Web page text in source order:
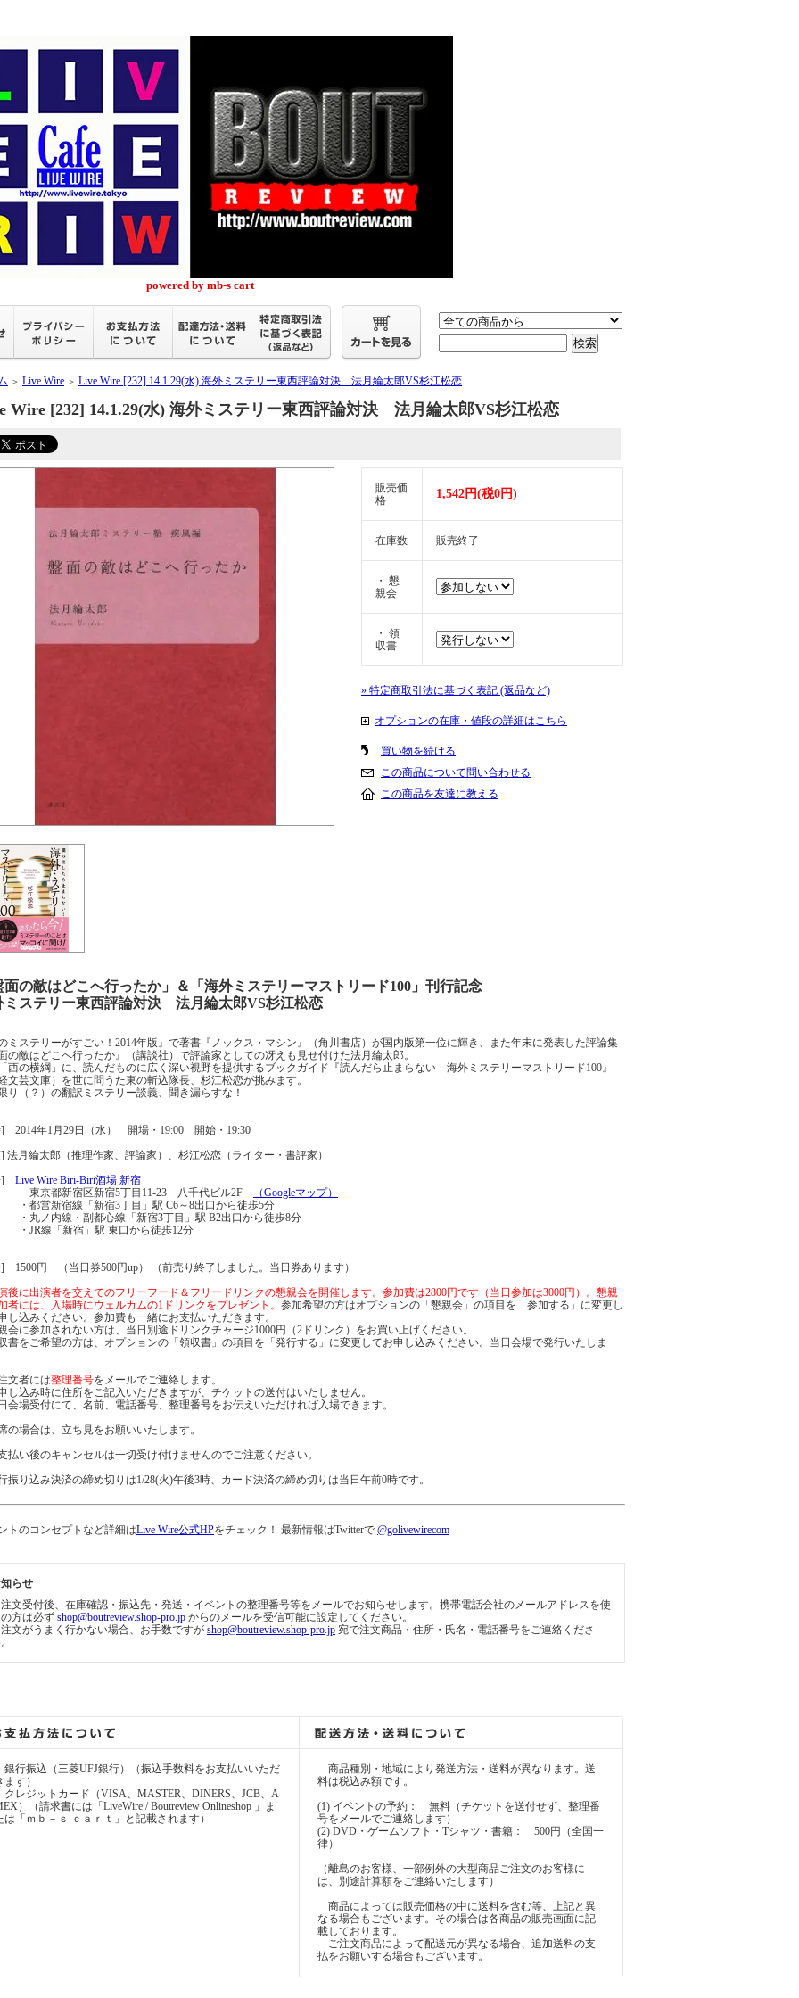
powered by mb-s cart
＞ Live Wire ＞ Live Wire [232] 14.1.29(水) 海外ミステリー東西評論対決 法月綸太郎VS杉江松恋
Wire [232] 14.1.29(水) 海外ミステリー東西評論対決 法月綸太郎VS杉江松恋
販売価
格
1,542円(税0円)
在庫数 販売終了
・ 懇
親会
・ 領
収書
» 特定商取引法に基づく表記 (返品など)
オプションの在庫・値段の詳細はこちら
買い物を続ける
この商品について問い合わせる
この商品を友達に教える
面の敵はどこへ行ったか」＆「海外ミステリーマストリード100」刊行記念
ミステリー東西評論対決 法月綸太郎VS杉江松恋
ミステリーがすごい！2014年版』で著書『ノックス・マシン』（角川書店）が国内版第一位に輝き、また年末に発表した評論集
の敵はどこへ行ったか』（講談社）で評論家としての冴えも見せ付けた法月綸太郎。
西の横綱」に、読んだものに広く深い視野を提供するブックガイド『読んだら止まらない 海外ミステリーマストリード100』
文芸文庫）を世に問うた東の斬込隊長、杉江松恋が挑みます。
り（？）の翻訳ミステリー談義、聞き漏らすな！
2014年1月29日（水） 開場・19:00 開始・19:30
法月綸太郎（推理作家、評論家）、杉江松恋（ライター・書評家）
] Live Wire Biri-Biri酒場 新宿
都新宿区新宿5丁目11-23 八千代ビル2F
（Googleマップ）
新宿線「新宿3丁目」駅 C6～8出口から徒歩5分
内線・副都心線「新宿3丁目」駅 B2出口から徒歩8分
線「新宿」駅 東口から徒歩12分
1500円 （当日券500円up） （前売り終了しました。当日券あります）
後に出演者を交えてのフリーフード＆フリードリンクの懇親会を開催します。参加費は2800円です（当日参加は3000円）。懇親
者には、入場時にウェルカムの1ドリンクをプレゼント。 参加希望の方はオプションの「懇親会」の項目を「参加する」に変更し
し込みください。参加費も一緒にお支払いただきます。
会に参加されない方は、当日別途ドリンクチャージ1000円（2ドリンク）をお買い上げください。
書をご希望の方は、オプションの「領収書」の項目を「発行する」に変更してお申し込みください。当日会場で発行いたしま
文者には整理番号をメールでご連絡します。
込み時に住所をご記入いただきますが、チケットの送付はいたしません。
場受付にて、名前、電話番号、整理番号をお伝えいただければ入場できます。
の場合は、立ち見をお願いいたします。
払い後のキャンセルは一切受け付けませんのでご注意ください。
振り込み決済の締め切りは1/28(火)午後3時、カード決済の締め切りは当日午前0時です。
トのコンセプトなど詳細はLive Wire公式HPをチェック！ 最新情報はTwitterで @golivewirecom
らせ
文受付後、在庫確認・振込先・発送・イベントの整理番号等をメールでお知らせします。携帯電話会社のメールアドレスを使
方は必ず shop@boutreview.shop-pro.jp からのメールを受信可能に設定してください。
文がうまく行かない場合、お手数ですが shop@boutreview.shop-pro.jp 宛で注文商品・住所・氏名・電話番号をご連絡くださ
銀行振込（三菱UFJ銀行）（振込手数料をお支払いいただ
ます）
クレジットカード（VISA、MASTER、DINERS、JCB、A
）（請求書には「LiveWire / Boutreview Onlineshop 」ま
は「ｍｂ－ｓ ｃａｒｔ」と記載されます）
商品種別・地域により発送方法・送料が異なります。送
料は税込み額です。
(1) イベントの予約： 無料（チケットを送付せず、整理番
号をメールでご連絡します）
(2) DVD・ゲームソフト・Tシャツ・書籍： 500円（全国一
律）
（離島のお客様、一部例外の大型商品ご注文のお客様に
は、別途計算額をご連絡いたします）
商品によっては販売価格の中に送料を含む等、上記と異
なる場合もございます。その場合は各商品の販売画面に記
載しております。
ご注文商品によって配送元が異なる場合、追加送料の支
払をお願いする場合もございます。